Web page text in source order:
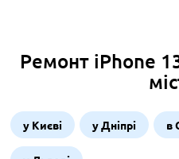
Ремонт iPhone
у Києві у Дніпрі в